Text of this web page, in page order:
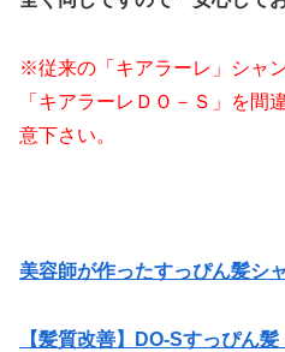
※従来の「キアラーレ」シャ
「キアラーレＤＯ－Ｓ」を間
意下さい。
美容師が作ったすっぴん髪シ
【髪質改善】DO-Sすっぴん